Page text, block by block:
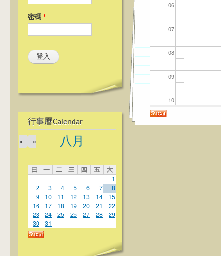
密碼 *
行事曆Calendar
八月
«
»
曰 一 二 三 四 五
六
1
2
3 4 5 6 7
8
9
10 11 12 13 14
15
16
17 18 19 20 21
22
23
24 25 26 27 28
29
30
31
06
07
08
09
10
11